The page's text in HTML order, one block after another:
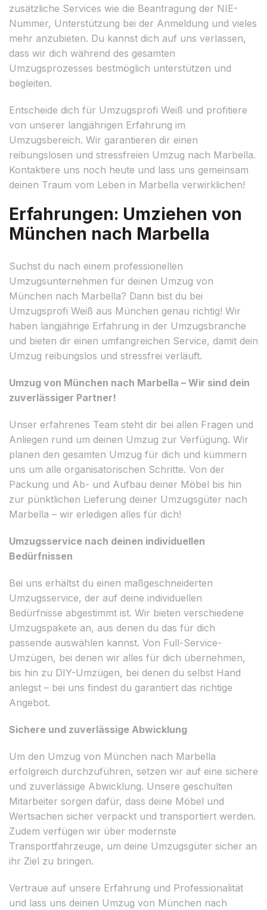
zusätzliche Services wie die Beantragung der NIE-
Nummer, Unterstützung bei der Anmeldung und vieles
mehr anzubieten. Du kannst dich auf uns verlassen,
dass wir dich während des gesamten
Umzugsprozesses bestmöglich unterstützen und
begleiten.
Entscheide dich für Umzugsprofi Weiß und profitiere
von unserer langjährigen Erfahrung im
Umzugsbereich. Wir garantieren dir einen
reibungslosen und stressfreien Umzug nach Marbella.
Kontaktiere uns noch heute und lass uns gemeinsam
deinen Traum vom Leben in Marbella verwirklichen!
Erfahrungen: Umziehen von
München nach Marbella
Suchst du nach einem professionellen
Umzugsunternehmen für deinen Umzug von
München nach Marbella? Dann bist du bei
Umzugsprofi Weiß aus München genau richtig! Wir
haben langjährige Erfahrung in der Umzugsbranche
und bieten dir einen umfangreichen Service, damit dein
Umzug reibungslos und stressfrei verläuft.
Umzug von München nach Marbella – Wir sind dein
zuverlässiger Partner!
Unser erfahrenes Team steht dir bei allen Fragen und
Anliegen rund um deinen Umzug zur Verfügung. Wir
planen den gesamten Umzug für dich und kümmern
uns um alle organisatorischen Schritte. Von der
Packung und Ab- und Aufbau deiner Möbel bis hin
zur pünktlichen Lieferung deiner Umzugsgüter nach
Marbella – wir erledigen alles für dich!
Umzugsservice nach deinen individuellen
Bedürfnissen
Bei uns erhältst du einen maßgeschneiderten
Umzugsservice, der auf deine individuellen
Bedürfnisse abgestimmt ist. Wir bieten verschiedene
Umzugspakete an, aus denen du das für dich
passende auswählen kannst. Von Full-Service-
Umzügen, bei denen wir alles für dich übernehmen,
bis hin zu DIY-Umzügen, bei denen du selbst Hand
anlegst – bei uns findest du garantiert das richtige
Angebot.
Sichere und zuverlässige Abwicklung
Um den Umzug von München nach Marbella
erfolgreich durchzuführen, setzen wir auf eine sichere
und zuverlässige Abwicklung. Unsere geschulten
Mitarbeiter sorgen dafür, dass deine Möbel und
Wertsachen sicher verpackt und transportiert werden.
Zudem verfügen wir über modernste
Transportfahrzeuge, um deine Umzugsgüter sicher an
ihr Ziel zu bringen.
Vertraue auf unsere Erfahrung und Professionalität
und lass uns deinen Umzug von München nach